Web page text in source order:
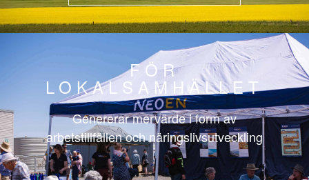
FÖR
LOKALSAMHÄLLET
Genererar mervärde i form av
arbetstillfällen och näringslivsutveckling